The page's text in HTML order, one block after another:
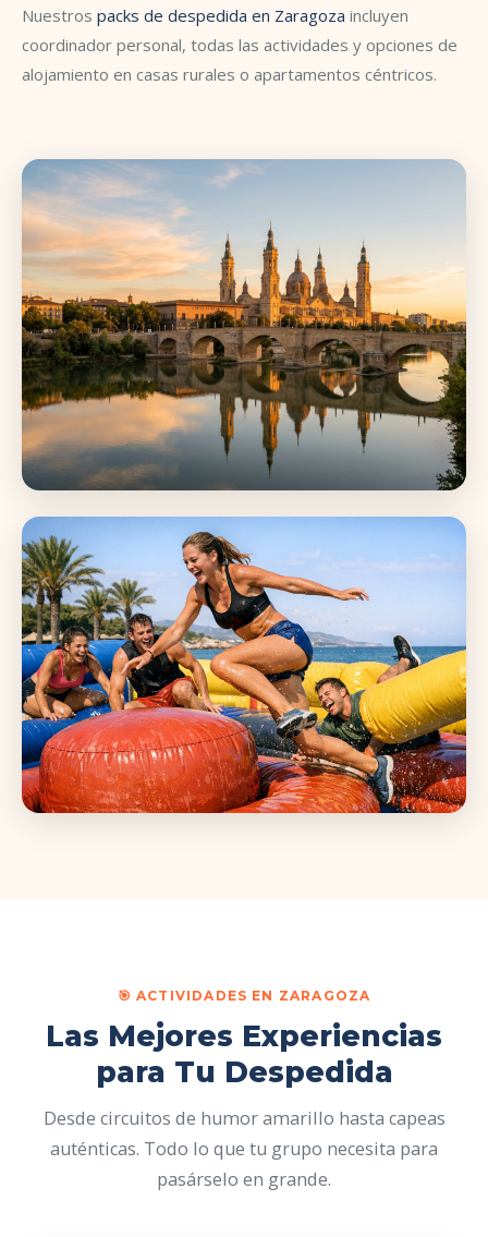
Nuestros packs de despedida en Zaragoza incluyen
coordinador personal, todas las actividades y opciones de
alojamiento en casas rurales o apartamentos céntricos.
🎯 ACTIVIDADES EN ZARAGOZA
Las Mejores Experiencias
para Tu Despedida
Desde circuitos de humor amarillo hasta capeas
auténticas. Todo lo que tu grupo necesita para
pasárselo en grande.